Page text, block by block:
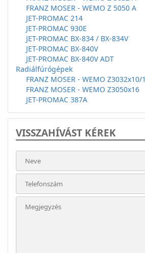
FRANZ MOSER - WEMO Z 5050 A
JET-PROMAC 214
JET-PROMAC 930E
JET-PROMAC BX-834 / BX-834V
JET-PROMAC BX-840V
JET-PROMAC BX-840V ADT
Radiálfúrógépek
FRANZ MOSER - WEMO Z3032x10/1
FRANZ MOSER - WEMO Z3050x16
JET-PROMAC 387A
VISSZAHÍVÁST KÉREK